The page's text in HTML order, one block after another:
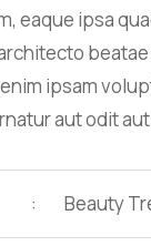
eaque ipsa
ipsam
aut odit
: Beauty